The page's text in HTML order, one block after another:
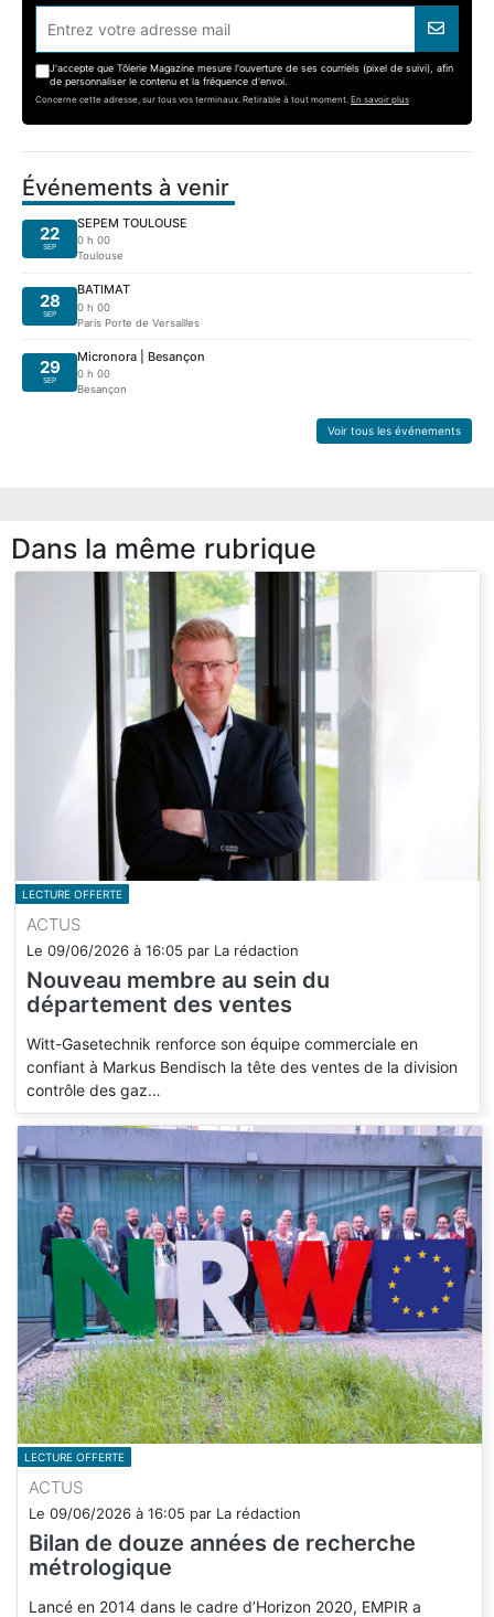
J'accepte que Tôlerie Magazine mesure l'ouverture de ses courriels (pixel de suivi), afin
de personnaliser le contenu et la fréquence d'envoi.
Concerne cette adresse, sur tous vos terminaux. Retirable à tout moment. En savoir plus
Événements à venir
22
SEP
SEPEM TOULOUSE
0 h 00
Toulouse
28
SEP
BATIMAT
0 h 00
Paris Porte de Versailles
29
SEP
Micronora | Besançon
0 h 00
Besançon
Voir tous les événements
Dans la même rubrique
LECTURE OFFERTE
ACTUS
Le 09/06/2026 à 16:05 par La rédaction
Nouveau membre au sein du
département des ventes
Witt-Gasetechnik renforce son équipe commerciale en
confiant à Markus Bendisch la tête des ventes de la division
contrôle des gaz…
LECTURE OFFERTE
ACTUS
Le 09/06/2026 à 16:05 par La rédaction
Bilan de douze années de recherche
métrologique
Lancé en 2014 dans le cadre d’Horizon 2020, EMPIR a